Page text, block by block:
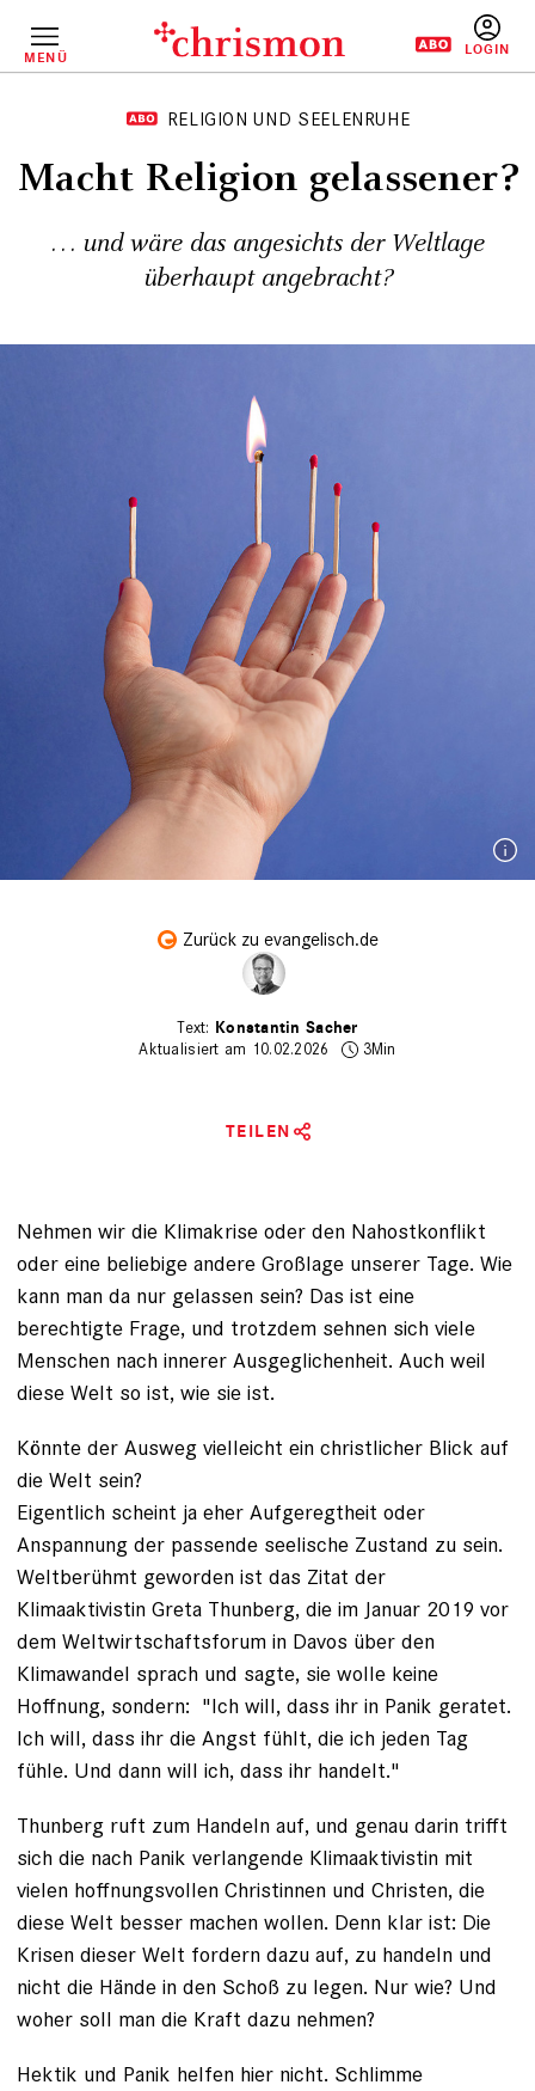
InhaltMENÜ
RELIGION UND SEELENRUHE
Macht Religion ­gelassener?
. . . und wäre das angesichts der Weltlage
überhaupt angebracht?
Zurück zu evangelisch.de
Konstantin Sacher
Aktualisiert am 10.02.2026
3Min
TEILEN
Nehmen wir die Klimakrise oder den Nahostkonflikt
oder eine beliebige ­andere Großlage unserer ­Tage. Wie
kann man da nur gelassen sein? Das ist eine
berechtigte Frage, und trotzdem sehnen sich viele
Menschen nach innerer Ausgeglichenheit. Auch weil
diese Welt so ist, wie sie ist.
Könnte der Ausweg vielleicht ein christlicher Blick auf
die Welt sein?
Eigentlich scheint ja eher Aufge­regtheit oder
Anspannung der passende seelische Zustand zu sein.
Weltberühmt geworden ist das Zitat der
Klimaaktivistin Greta Thunberg, die im Januar 2019 vor
dem Weltwirtschaftsforum in Davos über den
Klimawandel sprach und sagte, sie wolle keine
Hoffnung, sondern: ­ "Ich will, dass ihr in Panik geratet.
Ich will, dass ihr die Angst fühlt, die ­ich jeden Tag
fühle. Und dann will ich, dass ihr handelt."
Thunberg ruft zum Handeln auf, und genau darin trifft
sich die nach Panik verlangende ­Klimaaktivistin mit
vielen hoffnungsvollen ­Chris­tin­nen und Christen, die
diese Welt besser machen wollen. Denn klar ist: Die
Krisen dieser Welt fordern dazu auf, zu handeln und
nicht die Hände in den Schoß zu legen. Nur wie? Und
woher soll man die Kraft dazu nehmen?
Hektik und Panik helfen hier nicht. Schlimme